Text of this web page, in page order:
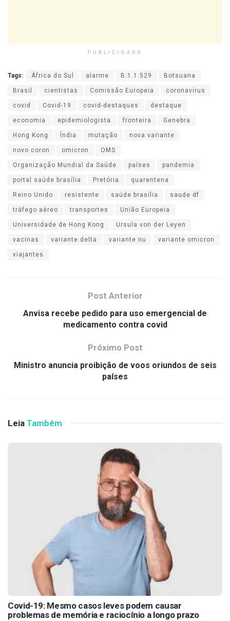
PUBLICIDADE
Tags: África do Sul alarme B.1.1.529 Botsuana
Brasil cientistas Comissão Europeia coronavírus
covid Covid-19 covid-destaques destaque
economia epidemiologista fronteira Genebra
Hong Kong Índia mutação nova variante
novo coron omicron OMS
Organização Mundial da Saúde países pandemia
portal saúde brasília Pretória quarentena
Reino Unido resistente saúde brasília saude df
tráfego aéreo transportes União Europeia
Universidade de Hong Kong Ursula von der Leyen
vacinas variante delta variante nu variante omicron
viajantes
Post Anterior
Anvisa recebe pedido para uso emergencial de
medicamento contra covid
Próximo Post
Ministro anuncia proibição de voos oriundos de seis
países
Leia Também
Covid-19: Mesmo casos leves podem causar
problemas de memória e raciocínio a longo prazo